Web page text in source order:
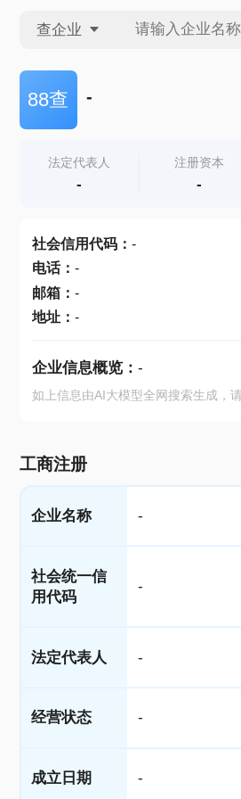
查企业
查企业
查产地
88查 -
法定代表人
-
注册资本
-
社会信用代码： -
电话： -
邮箱： -
地址： -
企业信息概览： -
如上信息由AI大模型全网搜索生成，
工商注册
企业名称 -
社会统一信
用代码
-
法定代表人 -
经营状态 -
成立日期 -